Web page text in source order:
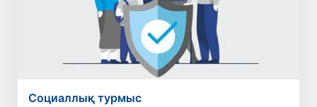
Социаллық турмыс